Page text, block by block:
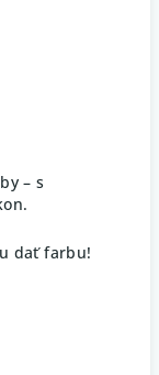
– s
dať farbu!